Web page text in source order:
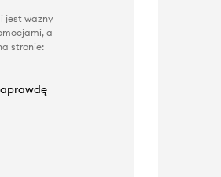
jest ważny
a
stronie: